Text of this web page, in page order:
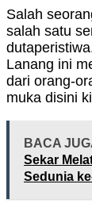
Salah
salah satu
Lanang ini
dari orang-
muka disini
BACA
Sekar
Sedunia